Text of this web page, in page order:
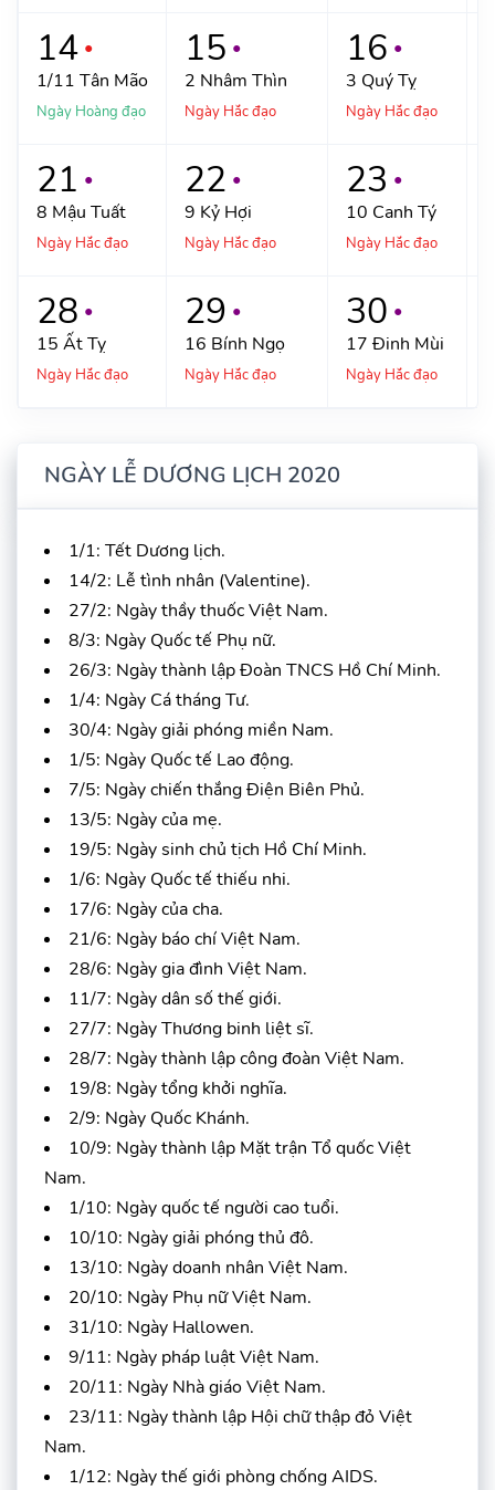
14 ●
1/11 Tân Mão
Ngày Hoàng đạo
15 ●
2 Nhâm Thìn
Ngày Hắc đạo
16 ●
3 Quý Tỵ
Ngày Hắc đạo
21 ●
8 Mậu Tuất
Ngày Hắc đạo
22 ●
9 Kỷ Hợi
Ngày Hắc đạo
23 ●
10 Canh Tý
Ngày Hắc đạo
28 ●
15 Ất Tỵ
Ngày Hắc đạo
29 ●
16 Bính Ngọ
Ngày Hắc đạo
30 ●
17 Đinh Mùi
Ngày Hắc đạo
NGÀY LỄ DƯƠNG LỊCH 2020
1/1: Tết Dương lịch.
14/2: Lễ tình nhân (Valentine).
27/2: Ngày thầy thuốc Việt Nam.
8/3: Ngày Quốc tế Phụ nữ.
26/3: Ngày thành lập Đoàn TNCS Hồ Chí Minh.
1/4: Ngày Cá tháng Tư.
30/4: Ngày giải phóng miền Nam.
1/5: Ngày Quốc tế Lao động.
7/5: Ngày chiến thắng Điện Biên Phủ.
13/5: Ngày của mẹ.
19/5: Ngày sinh chủ tịch Hồ Chí Minh.
1/6: Ngày Quốc tế thiếu nhi.
17/6: Ngày của cha.
21/6: Ngày báo chí Việt Nam.
28/6: Ngày gia đình Việt Nam.
11/7: Ngày dân số thế giới.
27/7: Ngày Thương binh liệt sĩ.
28/7: Ngày thành lập công đoàn Việt Nam.
19/8: Ngày tổng khởi nghĩa.
2/9: Ngày Quốc Khánh.
10/9: Ngày thành lập Mặt trận Tổ quốc Việt
Nam.
1/10: Ngày quốc tế người cao tuổi.
10/10: Ngày giải phóng thủ đô.
13/10: Ngày doanh nhân Việt Nam.
20/10: Ngày Phụ nữ Việt Nam.
31/10: Ngày Hallowen.
9/11: Ngày pháp luật Việt Nam.
20/11: Ngày Nhà giáo Việt Nam.
23/11: Ngày thành lập Hội chữ thập đỏ Việt
Nam.
1/12: Ngày thế giới phòng chống AIDS.